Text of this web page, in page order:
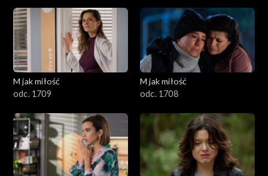
M jak miłość
odc. 1709
M jak miłość
odc. 1708